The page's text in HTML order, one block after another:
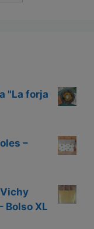
"La forja
–
Vichy
Bolso XL